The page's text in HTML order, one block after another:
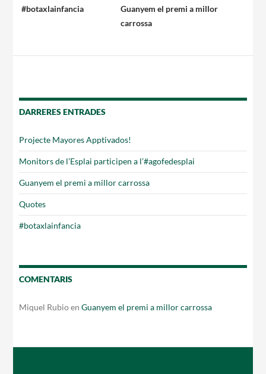
per
entrades
#botaxlainfancia
Guanyem el premi a millor
carrossa
DARRERES ENTRADES
Projecte Mayores Apptivados!
Monitors de l’Esplai participen a l’#agofedesplai
Guanyem el premi a millor carrossa
Quotes
#botaxlainfancia
COMENTARIS
Miquel RubioenGuanyem el premi a millor carrossa
ACTUALITAT
Notícies
Butlletins
Diari de la Fundació
Fundesplai als mitjans
Xarxes socials
Fes un donatiu